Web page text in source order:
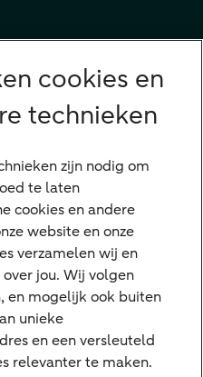
cookies en
technieken
zijn nodig om
te laten
cookies en andere
website en onze
verzamelen wij en
jou. Wij volgen
en mogelijk ook buiten
unieke
en een versleuteld
relevanter te maken.